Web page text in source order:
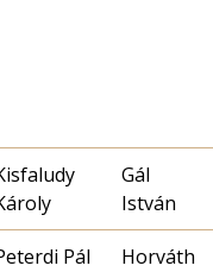
Gál
István
Pál
Horváth